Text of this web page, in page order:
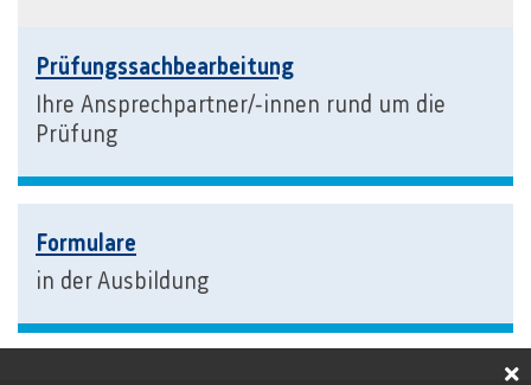
Prüfungssachbearbeitung
Ihre Ansprechpartner/-innen rund um die
Prüfung
Formulare
in der Ausbildung